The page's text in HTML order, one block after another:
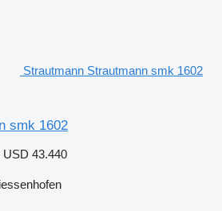
Strautmann Strautmann smk 1602
smk 1602
USD 43.440